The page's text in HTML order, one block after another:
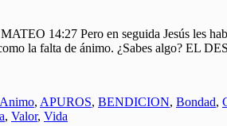
14:27 Pero en seguida Jesús les
la falta de ánimo. ¿Sabes algo? EL
Animo, APUROS, BENDICION, Bondad,
, Valor, Vida